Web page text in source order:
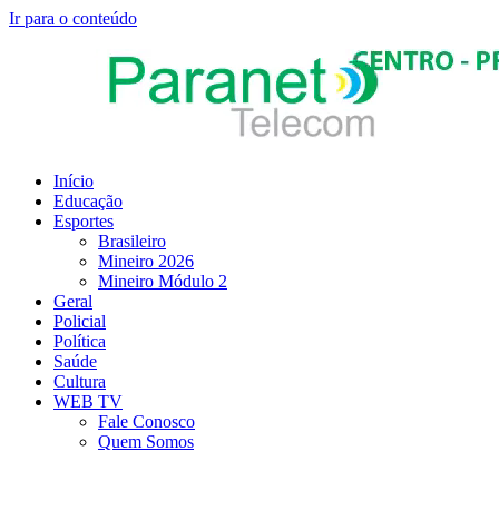
Ir para o conteúdo
Início
Educação
Esportes
Brasileiro
Mineiro 2026
Mineiro Módulo 2
Geral
Policial
Política
Saúde
Cultura
WEB TV
Fale Conosco
Quem Somos